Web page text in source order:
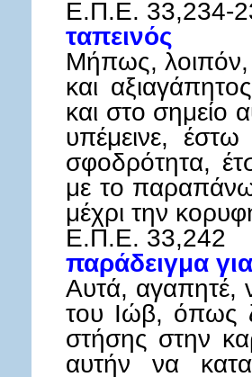
Ε.Π.Ε. 33,234-
ταπεινός
Μήπως, λοιπόν,
και
και στο σημείο
υπέμεινε,
σφοδρότητα,
με το
μέχρι την
Ε.Π.Ε. 33,242
παράδειγμα
Αυτά, αγαπητέ,
του Ιώβ, όπως
στήσης στην
αυτήν να